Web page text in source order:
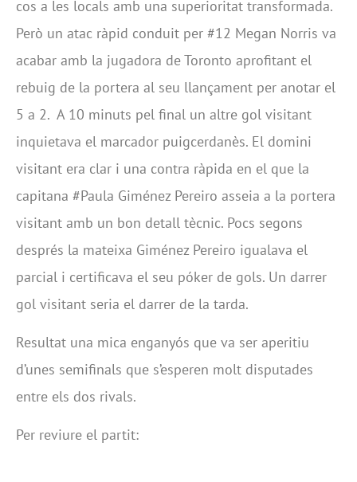
cos a les locals amb una superioritat transformada.
Però un atac ràpid conduit per #12 Megan Norris va
acabar amb la jugadora de Toronto aprofitant el
rebuig de la portera al seu llançament per anotar el
5 a 2. A 10 minuts pel final un altre gol visitant
inquietava el marcador puigcerdanès. El domini
visitant era clar i una contra ràpida en el que la
capitana #Paula Giménez Pereiro asseia a la portera
visitant amb un bon detall tècnic. Pocs segons
després la mateixa Giménez Pereiro igualava el
parcial i certificava el seu póker de gols. Un darrer
gol visitant seria el darrer de la tarda.
Resultat una mica enganyós que va ser aperitiu
d’unes semifinals que s’esperen molt disputades
entre els dos rivals.
Per reviure el partit: